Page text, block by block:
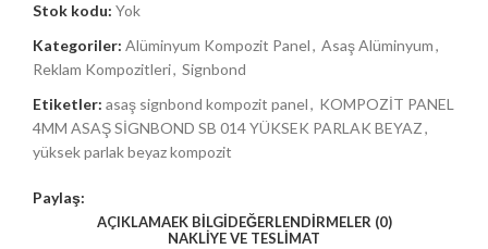
Stok kodu: Yok
Kategoriler: Alüminyum Kompozit Panel, Asaş Alüminyum,
Reklam Kompozitleri, Signbond
Etiketler: asaş signbond kompozit panel, KOMPOZİT PANEL
4MM ASAŞ SİGNBOND SB 014 YÜKSEK PARLAK BEYAZ,
yüksek parlak beyaz kompozit
Paylaş:
AÇIKLAMAEK BILGIDEĞERLENDIRMELER (0)
NAKLIYE VE TESLIMAT